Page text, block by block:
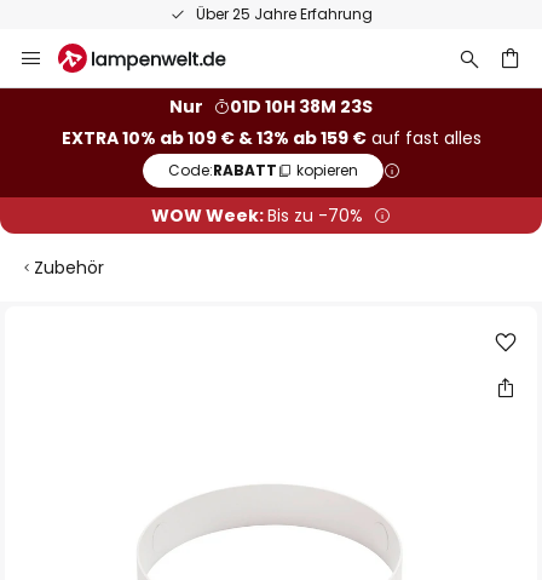
Über 25 Jahre Erfahrung
Inhalt
Nur
01D 10H 38M 23S
EXTRA 10% ab 109 € & 13% ab 159 €auf fast alles
Code:RABATT kopieren
WOW Week:Bis zu -70%
Zubehör